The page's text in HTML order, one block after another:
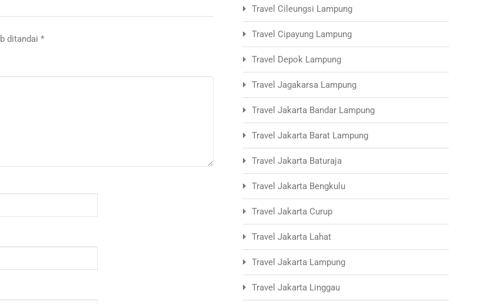
ditandai *
Travel Cileungsi Lampung
Travel Cipayung Lampung
Travel Depok Lampung
Travel Jagakarsa Lampung
Travel Jakarta Bandar Lampung
Travel Jakarta Barat Lampung
Travel Jakarta Baturaja
Travel Jakarta Bengkulu
Travel Jakarta Curup
Travel Jakarta Lahat
Travel Jakarta Lampung
Travel Jakarta Linggau